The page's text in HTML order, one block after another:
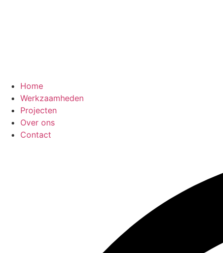
Home
Werkzaamheden
Projecten
Over ons
Contact